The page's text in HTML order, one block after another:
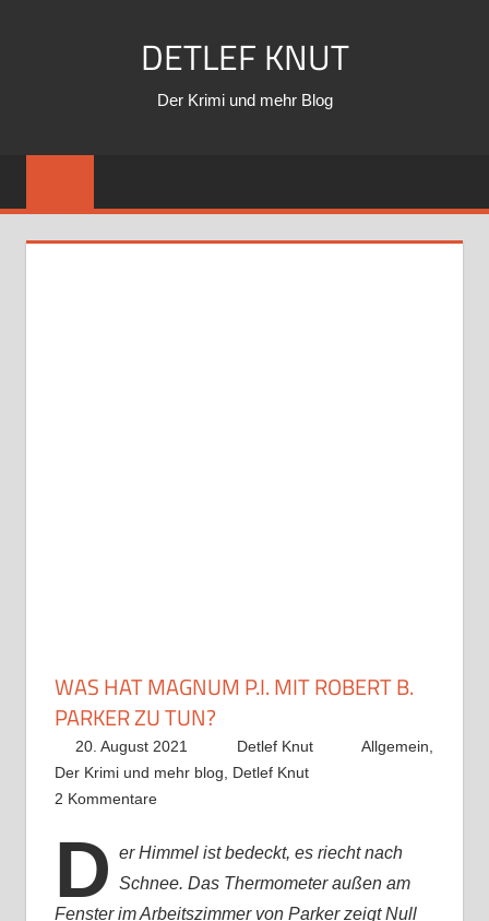
DETLEF KNUT
Der Krimi und mehr Blog
WAS HAT MAGNUM P.I. MIT ROBERT B.
PARKER ZU TUN?
20. August 2021 Detlef Knut Allgemein,
Der Krimi und mehr blog, Detlef Knut
2 Kommentare
D er Himmel ist bedeckt, es riecht nach
Schnee. Das Thermometer außen am
Fenster im Arbeitszimmer von Parker zeigt Null